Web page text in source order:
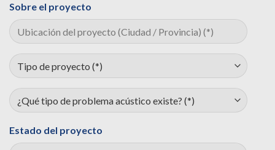
Sobre el proyecto
Estado del proyecto